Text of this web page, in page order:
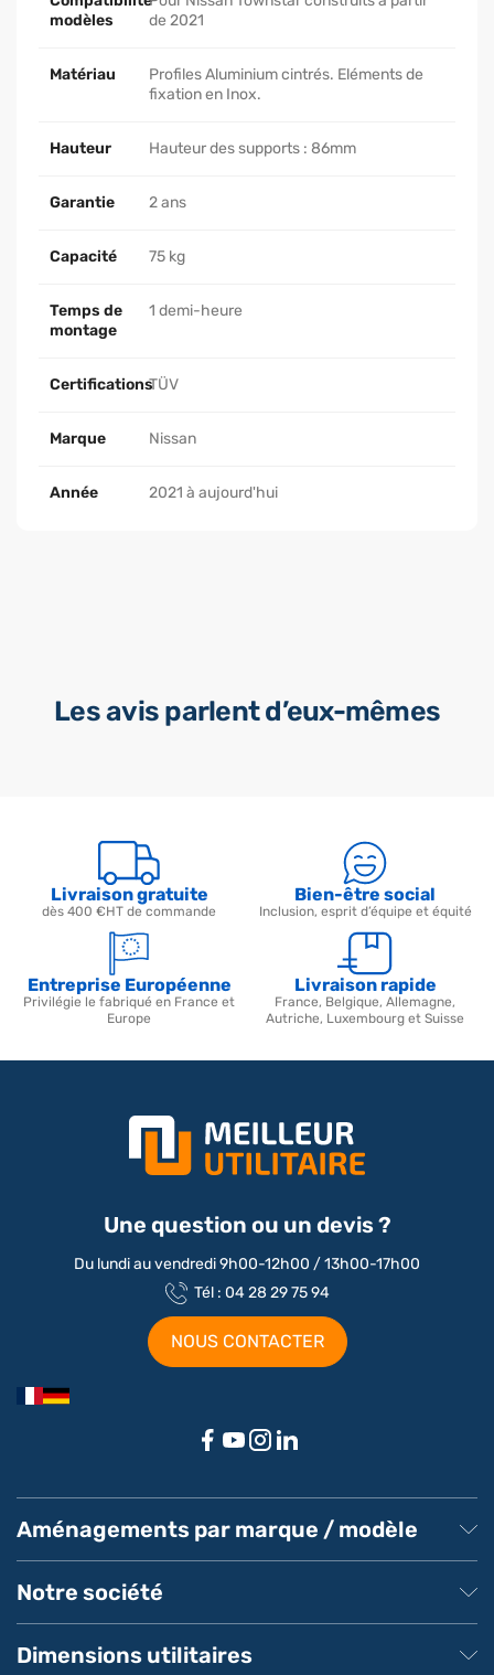
modèles
de 2021
Matériau
Profiles Aluminium cintrés. Eléments de
fixation en Inox.
Hauteur Hauteur des supports : 86mm
Garantie 2 ans
Capacité 75 kg
Temps de
montage
1 demi-heure
CertificationsTÜV
Marque Nissan
Année 2021 à aujourd'hui
Les avis parlent d’eux-mêmes
Livraison gratuite
dès 400 €HT de commande
Bien-être social
Inclusion, esprit d’équipe et équité
Entreprise Européenne
Privilégie le fabriqué en France et
Europe
Livraison rapide
France, Belgique, Allemagne,
Autriche, Luxembourg et Suisse
Une question ou un devis ?
Du lundi au vendredi 9h00-12h00 / 13h00-17h00
Tél : 04 28 29 75 94
NOUS CONTACTER
Aménagements par marque / modèle
Aménagement Peugeot Expert
Aménagement Citroen
Aménagement Renault
Aménagement Ford Transit
Notre société
Service client
Dimensions utilitaires